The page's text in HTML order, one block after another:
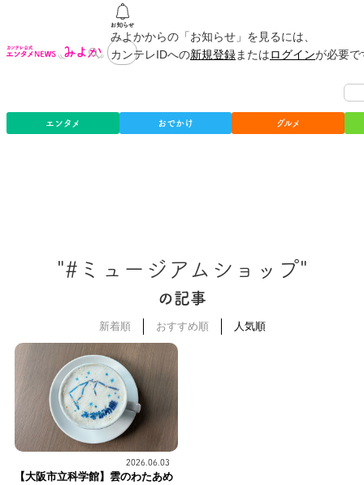
みよかからの「お知らせ」を見るには、
カンテレIDへの新規登録またはログインが必要
エンタメ おでかけ グルメ
"#ミュージアムショップ"
の記事
新着順 おすすめ順 人気順
2026.06.03
【大阪市立科学館】雲のわたあめ